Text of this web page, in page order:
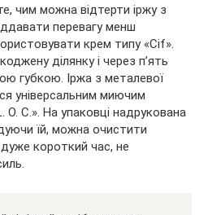
чим можна відтерти іржу з
перевагу менш
крем типу «Cif».
ділянку і через п’ять
губкою. Іржа з металевої
універсальним миючим
C.». На упаковці надрукована
їй, можна очистити
дуже короткий час, не